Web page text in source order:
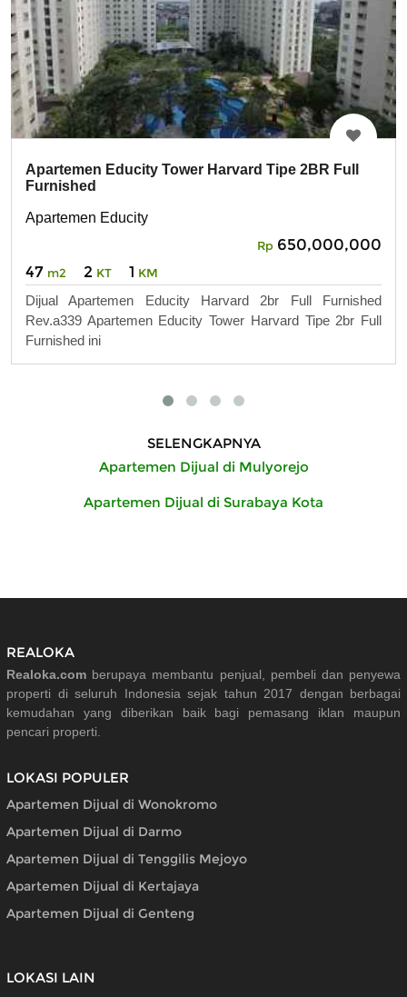
Apartemen Educity Tower Harvard Tipe 2BR Full
Furnished
Apartemen Educity
Rp 650,000,000
47 m2 2 KT 1 KM
Dijual Apartemen Educity Harvard 2br Full Furnished
Rev.a339 Apartemen Educity Tower Harvard Tipe 2br Full
Furnished ini
SELENGKAPNYA
Apartemen Dijual di Mulyorejo
Apartemen Dijual di Surabaya Kota
REALOKA
Realoka.com berupaya membantu penjual, pembeli dan penyewa
properti di seluruh Indonesia sejak tahun 2017 dengan berbagai
kemudahan yang diberikan baik bagi pemasang iklan maupun
pencari properti.
LOKASI POPULER
Apartemen Dijual di Wonokromo
Apartemen Dijual di Darmo
Apartemen Dijual di Tenggilis Mejoyo
Apartemen Dijual di Kertajaya
Apartemen Dijual di Genteng
LOKASI LAIN